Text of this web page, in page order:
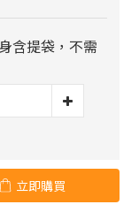
含提袋，不需
立即購買